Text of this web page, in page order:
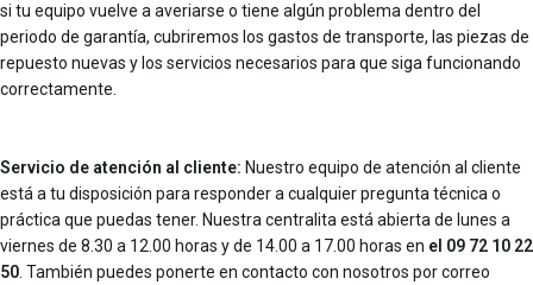
si tu equipo vuelve a averiarse o tiene algún problema dentro del
periodo de garantía, cubriremos los gastos de transporte, las piezas de
repuesto nuevas y los servicios necesarios para que siga funcionando
correctamente.
Servicio de atención al cliente: Nuestro equipo de atención al cliente
está a tu disposición para responder a cualquier pregunta técnica o
práctica que puedas tener. Nuestra centralita está abierta de lunes a
viernes de 8.30 a 12.00 horas y de 14.00 a 17.00 horas en el 09 72 10 22
50 . También puedes ponerte en contacto con nosotros por correo